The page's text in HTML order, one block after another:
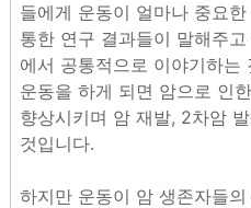
들에게 운동이 얼마나 중요
통한 연구 결과들이 말해주
에서 공통적으로 이야기하는
운동을 하게 되면 암으로 인
향상시키며 암 재발, 2차암
것입니다.
하지만 운동이 암 생존자들